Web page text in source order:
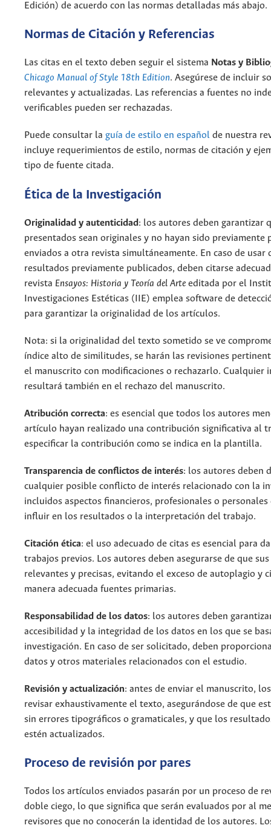
Edición) de acuerdo con las normas detalladas más abajo.
Normas de Citación y Referencias
Las citas en el texto deben seguir el sistema Notas y
Chicago Manual of Style 18th Edition. Asegúrese de incluir
relevantes y actualizadas. Las referencias a fuentes no
verificables pueden ser rechazadas.
Puede consultar la guía de estilo en español de nuestra
incluye requerimientos de estilo, normas de citación y
tipo de fuente citada.
Ética de la Investigación
Originalidad y autenticidad: los autores deben garantizar
presentados sean originales y no hayan sido previamente
enviados a otra revista simultáneamente. En caso de usar
resultados previamente publicados, deben citarse
revista Ensayos: Historia y Teoría del Arte editada por el
Investigaciones Estéticas (IIE) emplea software de
para garantizar la originalidad de los artículos.
Nota: si la originalidad del texto sometido se ve
índice alto de similitudes, se harán las revisiones
el manuscrito con modificaciones o rechazarlo. Cualquier
resultará también en el rechazo del manuscrito.
Atribución correcta: es esencial que todos los autores
artículo hayan realizado una contribución significativa al
especificar la contribución como se indica en la plantilla.
Transparencia de conflictos de interés: los autores deben
cualquier posible conflicto de interés relacionado con la
incluidos aspectos financieros, profesionales o personales
influir en los resultados o la interpretación del trabajo.
Citación ética: el uso adecuado de citas es esencial para
trabajos previos. Los autores deben asegurarse de que sus
relevantes y precisas, evitando el exceso de autoplagio y
manera adecuada fuentes primarias.
Responsabilidad de los datos: los autores deben
accesibilidad y la integridad de los datos en los que se
investigación. En caso de ser solicitado, deben
datos y otros materiales relacionados con el estudio.
Revisión y actualización: antes de enviar el manuscrito,
revisar exhaustivamente el texto, asegurándose de que
sin errores tipográficos o gramaticales, y que los
estén actualizados.
Proceso de revisión por pares
Todos los artículos enviados pasarán por un proceso de
doble ciego, lo que significa que serán evaluados por al
revisores que no conocerán la identidad de los autores.